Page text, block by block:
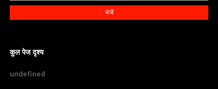
कुल पेज दृश्य
undefned